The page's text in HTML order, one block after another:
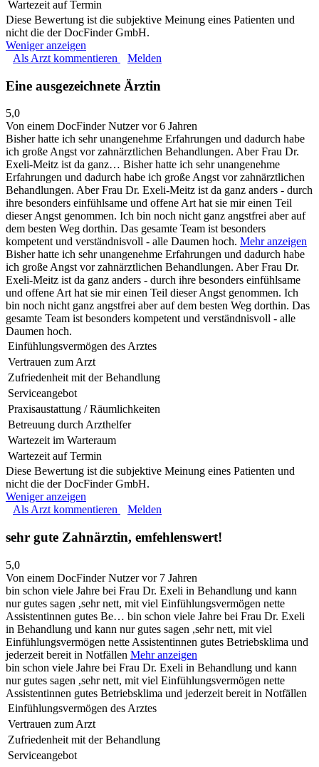
Wartezeit auf Termin
Diese Bewertung ist die subjektive Meinung eines Patienten und
nicht die der DocFinder GmbH.
Weniger anzeigen
Als Arzt kommentieren
Melden
Eine ausgezeichnete Ärztin
5,0
Von einem DocFinder Nutzervor 6 Jahren
Bisher hatte ich sehr unangenehme Erfahrungen und dadurch habe
ich große Angst vor zahnärztlichen Behandlungen. Aber Frau Dr.
Exeli-Meitz ist da ganz… Bisher hatte ich sehr unangenehme
Erfahrungen und dadurch habe ich große Angst vor zahnärztlichen
Behandlungen. Aber Frau Dr. Exeli-Meitz ist da ganz anders - durch
ihre besonders einfühlsame und offene Art hat sie mir einen Teil
dieser Angst genommen. Ich bin noch nicht ganz angstfrei aber auf
dem besten Weg dorthin. Das gesamte Team ist besonders
kompetent und verständnisvoll - alle Daumen hoch. Mehr anzeigen
Bisher hatte ich sehr unangenehme Erfahrungen und dadurch habe
ich große Angst vor zahnärztlichen Behandlungen. Aber Frau Dr.
Exeli-Meitz ist da ganz anders - durch ihre besonders einfühlsame
und offene Art hat sie mir einen Teil dieser Angst genommen. Ich
bin noch nicht ganz angstfrei aber auf dem besten Weg dorthin. Das
gesamte Team ist besonders kompetent und verständnisvoll - alle
Daumen hoch.
Einfühlungsvermögen des Arztes
Vertrauen zum Arzt
Zufriedenheit mit der Behandlung
Serviceangebot
Praxisaustattung / Räumlichkeiten
Betreuung durch Arzthelfer
Wartezeit im Warteraum
Wartezeit auf Termin
Diese Bewertung ist die subjektive Meinung eines Patienten und
nicht die der DocFinder GmbH.
Weniger anzeigen
Als Arzt kommentieren
Melden
sehr gute Zahnärztin, emfehlenswert!
5,0
Von einem DocFinder Nutzervor 7 Jahren
bin schon viele Jahre bei Frau Dr. Exeli in Behandlung und kann
nur gutes sagen ,sehr nett, mit viel Einfühlungsvermögen nette
Assistentinnen gutes Be… bin schon viele Jahre bei Frau Dr. Exeli
in Behandlung und kann nur gutes sagen ,sehr nett, mit viel
Einfühlungsvermögen nette Assistentinnen gutes Betriebsklima und
jederzeit bereit in Notfällen Mehr anzeigen
bin schon viele Jahre bei Frau Dr. Exeli in Behandlung und kann
nur gutes sagen ,sehr nett, mit viel Einfühlungsvermögen nette
Assistentinnen gutes Betriebsklima und jederzeit bereit in Notfällen
Einfühlungsvermögen des Arztes
Vertrauen zum Arzt
Zufriedenheit mit der Behandlung
Serviceangebot